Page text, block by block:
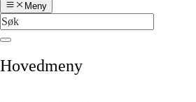
Meny
Hovedmeny